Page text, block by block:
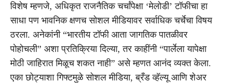
विशेष म्हणजे, अधिकृत राजनैतिक चर्चांपेक्षा ‘मेलोडी’ टॉफीचा हा
साधा पण भावनिक क्षणच सोशल मीडियावर सर्वाधिक चर्चेचा विषय
ठरला. अनेकांनी “भारतीय टॉफी आता जागतिक पातळीवर
पोहोचली” अशा प्रतिक्रिया दिल्या, तर काहींनी “पार्लेला यापेक्षा
मोठी जाहिरात मिळूच शकत नाही” असे म्हणत आनंद व्यक्त केला.
एका छोट्याशा गिफ्टमुळे सोशल मीडिया, ब्रँड व्हॅल्यू आणि शेअर